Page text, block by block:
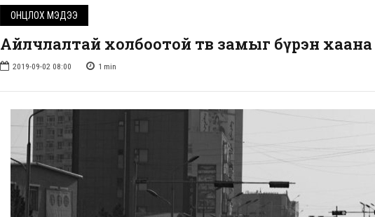
ОНЦЛОХ МЭДЭЭ
Айлчлалтай холбоотой төв замыг бүрэн хаана
2019-09-02 08:00 1 min